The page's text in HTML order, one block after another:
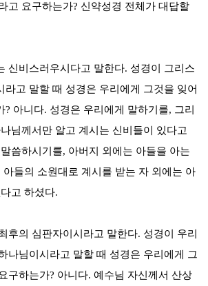
고 요구하는가? 신약성경 전체가 대답할
신비스러우시다고 말한다. 성경이 그리스
라고 말할 때 성경은 우리에게 그것을 잊어
? 아니다. 성경은 우리에게 말하기를, 그리
님께서만 알고 계시는 신비들이 있다고
씀하시기를, 아버지 외에는 아들을 아는
아들의 소원대로 계시를 받는 자 외에는 아
고 하셨다.
후의 심판자이시라고 말한다. 성경이 우리
나님이시라고 말할 때 성경은 우리에게 그
구하는가? 아니다. 예수님 자신께서 산상